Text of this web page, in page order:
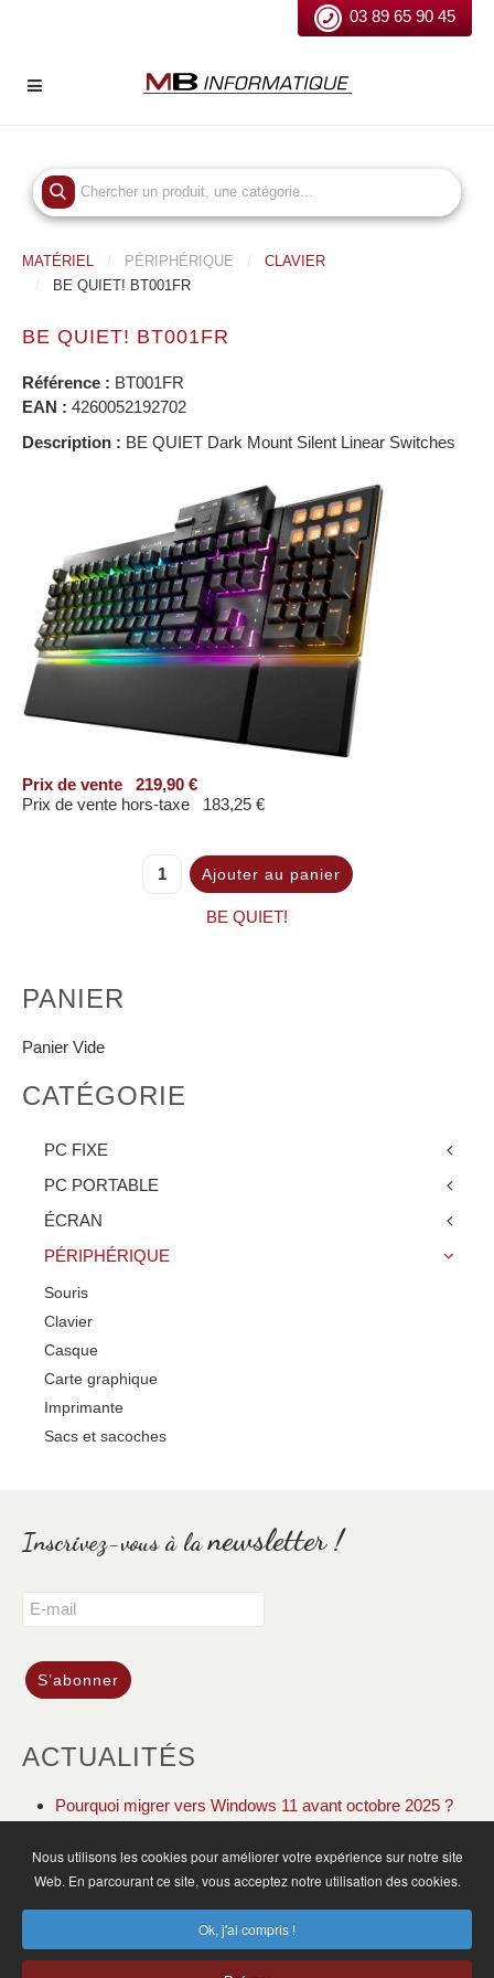
03 89 65 90 45
MATÉRIEL PÉRIPHÉRIQUE
CLAVIER
BE QUIET! BT001FR
BE QUIET! BT001FR
Référence : BT001FR
EAN : 4260052192702
Description : BE QUIET Dark Mount Silent Linear Switches
Prix ​​de vente
219,90 €
Prix de vente hors-taxe
183,25 €
BE QUIET!
PANIER
Panier Vide
CATÉGORIE
PC FIXE
PC PORTABLE
ÉCRAN
PÉRIPHÉRIQUE
Souris
Clavier
Casque
Carte graphique
Imprimante
Sacs et sacoches
Inscrivez-vous à lanewsletter !
ACTUALITÉS
Pourquoi migrer vers Windows 11 avant octobre 2025 ?
ACCUEIL ACTUALITÉS PLAN DU SITE
MENTIONS LÉGALES CGV CONTACT
Nous utilisons les cookies pour améliorer votre expérience sur notre site
Web. En parcourant ce site, vous acceptez notre utilisation des cookies.
Ok, j'ai compris !